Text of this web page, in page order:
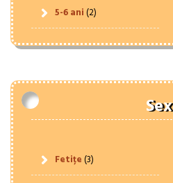
5-6 ani(2)
Sex
Fetițe(3)